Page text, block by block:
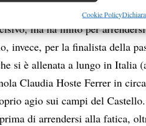
la sicurezza, prevenire e
e presentare pubblicità e
sulla privacy.
Cookie Policy
(263 Wta), ha vinto il
ma ha finito per
per la finalista della
si è allenata a lungo in Italia
Claudia Hoste Ferrer in circa
agio sui campi del
di arrendersi alla fatica,